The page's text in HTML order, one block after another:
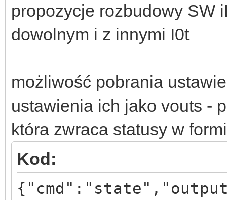
propozycje rozbudowy SW
dowolnym i z innymi I0t
możliwość pobrania
ustawienia ich jako vouts -
która zwraca statusy w
Kod: